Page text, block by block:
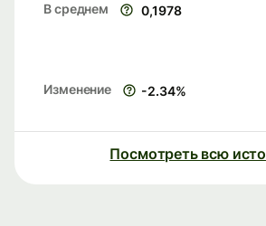
В среднем 0,1978
Изменение -2.34%
Посмотреть всю